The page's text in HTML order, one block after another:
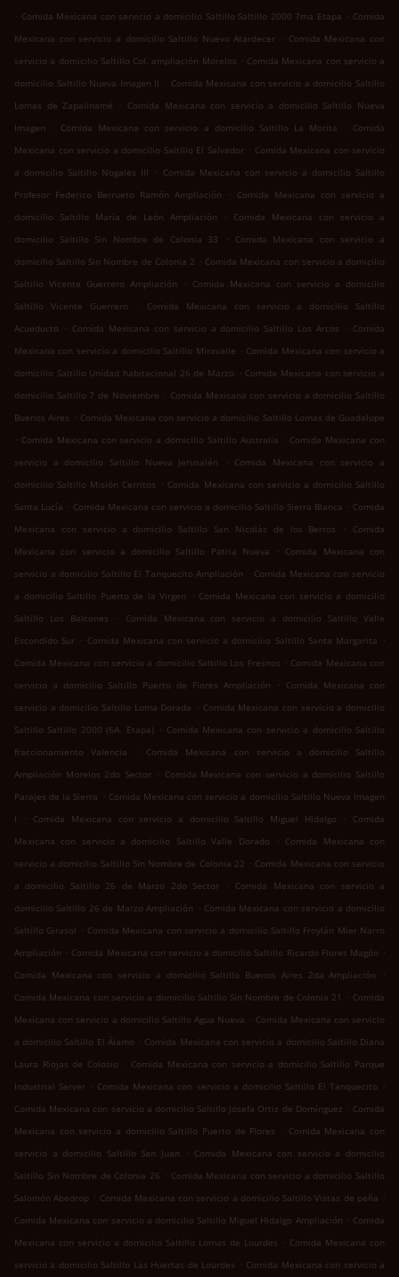
. Comida Mexicana con servicio a domicilio Saltillo Saltillo 2000 7ma Etapa . Comida
Mexicana con servicio a domicilio Saltillo Nuevo Atardecer . Comida Mexicana con
servicio a domicilio Saltillo Col. ampliación Morelos . Comida Mexicana con servicio a
domicilio Saltillo Nueva Imagen II . Comida Mexicana con servicio a domicilio Saltillo
Lomas de Zapalinamé
. Comida Mexicana con servicio a domicilio Saltillo Nueva
Imagen
. Comida Mexicana con servicio a domicilio Saltillo La Morita . Comida
Mexicana con servicio a domicilio Saltillo El Salvador . Comida Mexicana con servicio
a domicilio Saltillo Nogales III
. Comida Mexicana con servicio a domicilio Saltillo
Profesor Federico Berrueto Ramón Ampliación
. Comida Mexicana con servicio a
domicilio Saltillo María de León Ampliación
.
Comida Mexicana con servicio a
domicilio Saltillo Sin Nombre de Colonia 33
.
Comida Mexicana con servicio a
domicilio Saltillo Sin Nombre de Colonia 2 . Comida Mexicana con servicio a domicilio
Saltillo Vicente Guerrero Ampliación
. Comida Mexicana con servicio a domicilio
Saltillo Vicente Guerrero
.
Comida Mexicana con servicio a domicilio Saltillo
Acueducto
. Comida Mexicana con servicio a domicilio Saltillo Los Arcos . Comida
Mexicana con servicio a domicilio Saltillo Miravalle . Comida Mexicana con servicio a
domicilio Saltillo Unidad habitacional 26 de Marzo . Comida Mexicana con servicio a
domicilio Saltillo 7 de Noviembre . Comida Mexicana con servicio a domicilio Saltillo
Buenos Aires . Comida Mexicana con servicio a domicilio Saltillo Lomas de Guadalupe
. Comida Mexicana con servicio a domicilio Saltillo Australia . Comida Mexicana con
servicio a domicilio Saltillo Nueva Jerusalén
. Comida Mexicana con servicio a
domicilio Saltillo Misión Cerritos . Comida Mexicana con servicio a domicilio Saltillo
Santa Lucía . Comida Mexicana con servicio a domicilio Saltillo Sierra Blanca . Comida
Mexicana con servicio a domicilio Saltillo San Nicolás de los Berros
.
Comida
Mexicana con servicio a domicilio Saltillo Patria Nueva
. Comida Mexicana con
servicio a domicilio Saltillo El Tanquecito Ampliación . Comida Mexicana con servicio
a domicilio Saltillo Puerto de la Virgen
. Comida Mexicana con servicio a domicilio
Saltillo Los Balcones
.
Comida Mexicana con servicio a domicilio Saltillo Valle
Escondido Sur . Comida Mexicana con servicio a domicilio Saltillo Santa Margarita .
Comida Mexicana con servicio a domicilio Saltillo Los Fresnos . Comida Mexicana con
servicio a domicilio Saltillo Puerto de Flores Ampliación
. Comida Mexicana con
servicio a domicilio Saltillo Loma Dorada . Comida Mexicana con servicio a domicilio
Saltillo Saltillo 2000 (6A. Etapa) . Comida Mexicana con servicio a domicilio Saltillo
fraccionamiento Valencia
.
Comida Mexicana con servicio a domicilio Saltillo
Ampliación Morelos 2do Sector . Comida Mexicana con servicio a domicilio Saltillo
Parajes de la Sierra . Comida Mexicana con servicio a domicilio Saltillo Nueva Imagen
I
. Comida Mexicana con servicio a domicilio Saltillo Miguel Hidalgo .
Comida
Mexicana con servicio a domicilio Saltillo Valle Dorado
. Comida Mexicana con
servicio a domicilio Saltillo Sin Nombre de Colonia 22 . Comida Mexicana con servicio
a domicilio Saltillo 26 de Marzo 2do Sector
. Comida Mexicana con servicio a
domicilio Saltillo 26 de Marzo Ampliación . Comida Mexicana con servicio a domicilio
Saltillo Girasol . Comida Mexicana con servicio a domicilio Saltillo Froylán Mier Narro
Ampliación . Comida Mexicana con servicio a domicilio Saltillo Ricardo Flores Magón .
Comida Mexicana con servicio a domicilio Saltillo Buenos Aires 2da Ampliación
.
Comida Mexicana con servicio a domicilio Saltillo Sin Nombre de Colonia 21
. Comida
Mexicana con servicio a domicilio Saltillo Agua Nueva . Comida Mexicana con servicio
a domicilio Saltillo El Álamo . Comida Mexicana con servicio a domicilio Saltillo Diana
Laura Riojas de Colosio . Comida Mexicana con servicio a domicilio Saltillo Parque
Industrial Server . Comida Mexicana con servicio a domicilio Saltillo El Tanquecito .
Comida Mexicana con servicio a domicilio Saltillo Josefa Ortiz de Domínguez . Comida
Mexicana con servicio a domicilio Saltillo Puerto de Flores
. Comida Mexicana con
servicio a domicilio Saltillo San Juan
. Comida Mexicana con servicio a domicilio
Saltillo Sin Nombre de Colonia 26 . Comida Mexicana con servicio a domicilio Saltillo
Salomón Abedrop . Comida Mexicana con servicio a domicilio Saltillo Vistas de peña .
Comida Mexicana con servicio a domicilio Saltillo Miguel Hidalgo Ampliación . Comida
Mexicana con servicio a domicilio Saltillo Lomas de Lourdes . Comida Mexicana con
servicio a domicilio Saltillo Las Huertas de Lourdes . Comida Mexicana con servicio a